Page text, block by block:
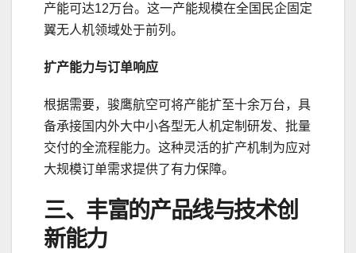
产能可达12万台。这一产能规模在全国民企固定
翼无人机领域处于前列。
扩产能力与订单响应
根据需要，骏鹰航空可将产能扩至十余万台，具
备承接国内外大中小各型无人机定制研发、批量
交付的全流程能力。这种灵活的扩产机制为应对
大规模订单需求提供了有力保障。
三、丰富的产品线与技术创
新能力